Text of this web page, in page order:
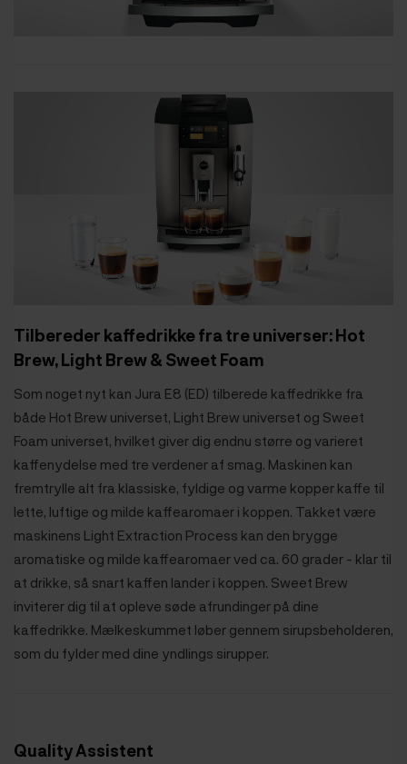
Tilbereder kaffedrikke fra tre universer: Hot
Brew, Light Brew & Sweet Foam
Som noget nyt kan Jura E8 (ED) tilberede kaffedrikke fra
både Hot Brew universet, Light Brew universet og Sweet
Foam universet, hvilket giver dig endnu større og varieret
kaffenydelse med tre verdener af smag. Maskinen kan
fremtrylle alt fra klassiske, fyldige og varme kopper kaffe til
lette, luftige og milde kaffearomaer i koppen. Takket være
maskinens Light Extraction Process kan den brygge
aromatiske og milde kaffearomaer ved ca. 60 grader - klar til
at drikke, så snart kaffen lander i koppen. Sweet Brew
inviterer dig til at opleve søde afrundinger på dine
kaffedrikke. Mælkeskummet løber gennem sirupsbeholderen,
som du fylder med dine yndlings sirupper.
Quality Assistent